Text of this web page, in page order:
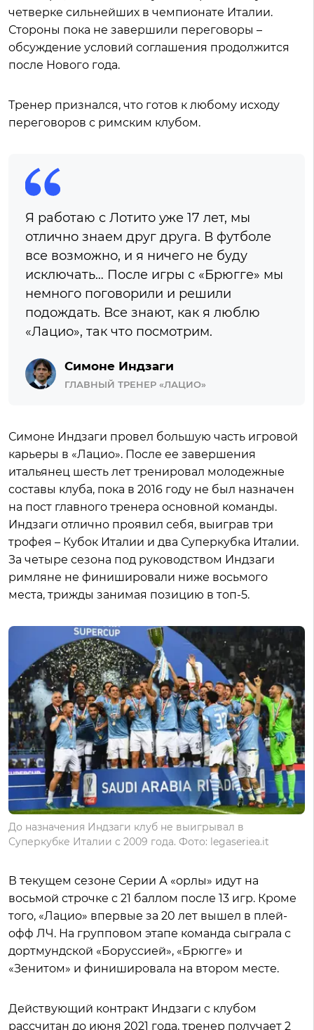
четверке сильнейших в чемпионате Италии.
Стороны пока не завершили переговоры –
обсуждение условий соглашения продолжится
после Нового года.
Тренер признался, что готов к любому исходу
переговоров с римским клубом.
Я работаю с Лотито уже 17 лет, мы
отлично знаем друг друга. В футболе
все возможно, и я ничего не буду
исключать… После игры с «Брюгге» мы
немного поговорили и решили
подождать. Все знают, как я люблю
«Лацио», так что посмотрим.
Симоне Индзаги
ГЛАВНЫЙ ТРЕНЕР «ЛАЦИО»
Симоне Индзаги провел большую часть игровой
карьеры в «Лацио». После ее завершения
итальянец шесть лет тренировал молодежные
составы клуба, пока в 2016 году не был назначен
на пост главного тренера основной команды.
Индзаги отлично проявил себя, выиграв три
трофея – Кубок Италии и два Суперкубка Италии.
За четыре сезона под руководством Индзаги
римляне не финишировали ниже восьмого
места, трижды занимая позицию в топ-5.
До назначения Индзаги клуб не выигрывал в
Суперкубке Италии с 2009 года. Фото: legaseriea.it
В текущем сезоне Серии А «орлы» идут на
восьмой строчке с 21 баллом после 13 игр. Кроме
того, «Лацио» впервые за 20 лет вышел в плей-
офф ЛЧ. На групповом этапе команда сыграла с
дортмундской «Боруссией», «Брюгге» и
«Зенитом» и финишировала на втором месте.
Действующий контракт Индзаги с клубом
рассчитан до июня 2021 года, тренер получает 2